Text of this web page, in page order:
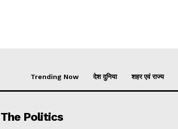
Trending Now देश दुनिया शहर एवं राज्य
The Politics